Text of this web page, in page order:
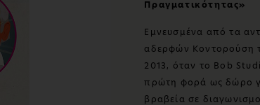
Πραγματικότητας»
Εμνευσμένα από τα
αδερφών Κοντορούση
2013, όταν το Bob
πρώτη φορά ως δώρο
βραβεία σε